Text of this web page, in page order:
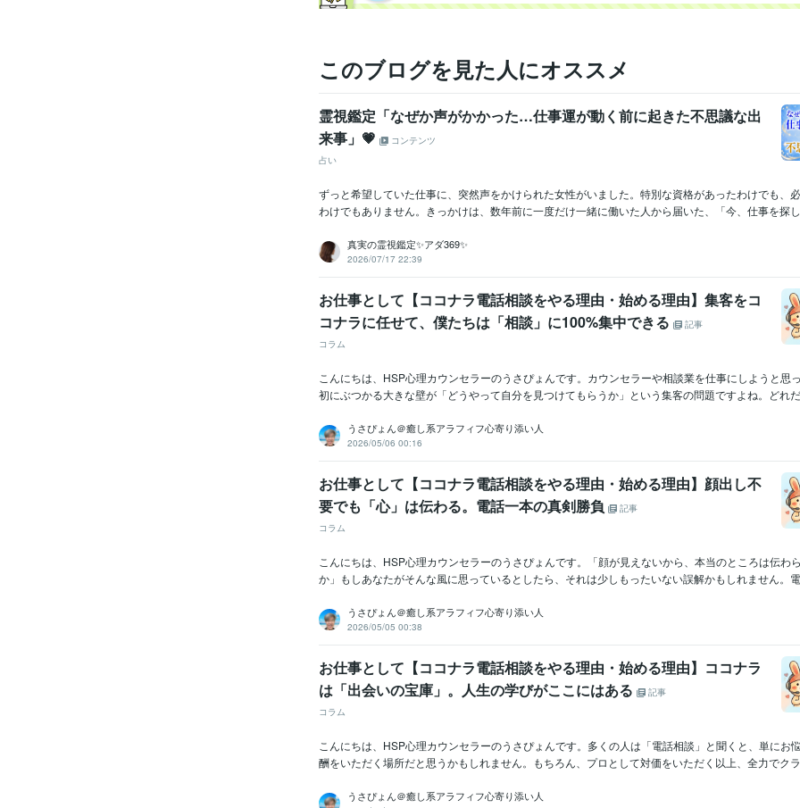
このブログを見た人にオススメ
霊視鑑定「なぜか声がかかった…仕事運が動く前に起きた不思議な出
来事」💗
コンテンツ
占い
ずっと希望していた仕事に、突然声をかけられた女性がいました。特別な資格があったわけでも、
わけでもありません。きっかけは、数年前に一度だけ一緒に働いた人から届いた、「今、仕事を探
真実の霊視鑑定✨アダ369✨
2026/07/17 22:39
お仕事として【ココナラ電話相談をやる理由・始める理由】集客をコ
コナラに任せて、僕たちは「相談」に100%集中できる
記事
コラム
こんにちは、HSP心理カウンセラーのうさぴょんです。カウンセラーや相談業を仕事にしようと思
初にぶつかる大きな壁が「どうやって自分を見つけてもらうか」という集客の問題ですよね。どれ
うさぴょん＠癒し系アラフィフ心寄り添い人
2026/05/06 00:16
お仕事として【ココナラ電話相談をやる理由・始める理由】顔出し不
要でも「心」は伝わる。電話一本の真剣勝負
記事
コラム
こんにちは、HSP心理カウンセラーのうさぴょんです。「顔が見えないから、本当のところは伝わ
か」もしあなたがそんな風に思っているとしたら、それは少しもったいない誤解かもしれません。
うさぴょん＠癒し系アラフィフ心寄り添い人
2026/05/05 00:38
お仕事として【ココナラ電話相談をやる理由・始める理由】ココナラ
は「出会いの宝庫」。人生の学びがここにはある
記事
コラム
こんにちは、HSP心理カウンセラーのうさぴょんです。多くの人は「電話相談」と聞くと、単にお
酬をいただく場所だと思うかもしれません。もちろん、プロとして対価をいただく以上、全力でク
うさぴょん＠癒し系アラフィフ心寄り添い人